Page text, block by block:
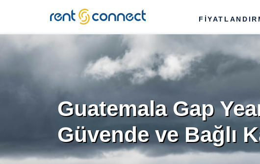
RENT'N
CONNECT
Guatemala Gap
Güvende ve Bağlı